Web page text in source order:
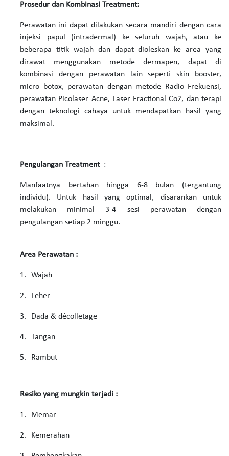
Prosedur dan Kombinasi Treatment:
Perawatan ini dapat dilakukan secara mandiri dengan cara
injeksi papul (intradermal) ke seluruh wajah, atau ke
beberapa titik wajah dan dapat dioleskan ke area yang
dirawat menggunakan metode dermapen, dapat di
kombinasi dengan perawatan lain seperti skin booster,
micro botox, perawatan dengan metode Radio Frekuensi,
perawatan Picolaser Acne, Laser Fractional Co2, dan terapi
dengan teknologi cahaya untuk mendapatkan hasil yang
maksimal.
Pengulangan Treatment :
Manfaatnya bertahan hingga 6-8 bulan (tergantung
individu). Untuk hasil yang optimal, disarankan untuk
melakukan minimal 3-4 sesi perawatan dengan
pengulangan setiap 2 minggu.
Area Perawatan :
1. Wajah
2. Leher
3. Dada & décolletage
4. Tangan
5. Rambut
Resiko yang mungkin terjadi :
1. Memar
2. Kemerahan